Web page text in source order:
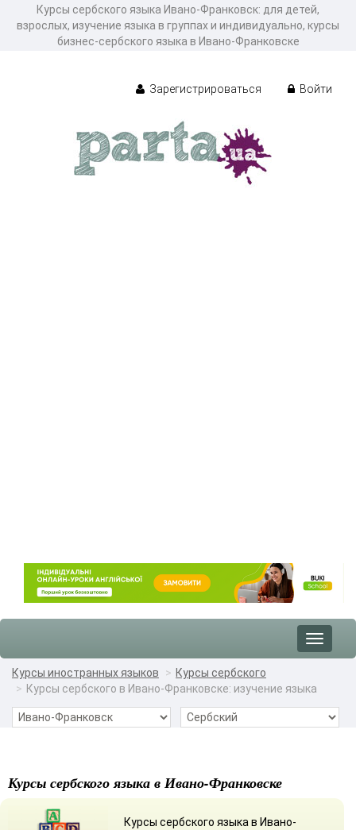
Курсы сербского языка Ивано-Франковск: для детей,
взрослых, изучение языка в группах и индивидуально, курсы
бизнес-сербского языка в Ивано-Франковске
Зарегистрироваться Войти
Toggle
Курсы иностранных языков
Курсы сербского
Курсы сербского в Ивано-Франковске: изучение языка
Курсы сербского языка в Ивано-Франковске
Курсы сербского языка в Ивано-